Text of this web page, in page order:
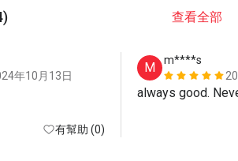
查看全部
年10月13日
有幫助 (0)
M
m****s
always good.